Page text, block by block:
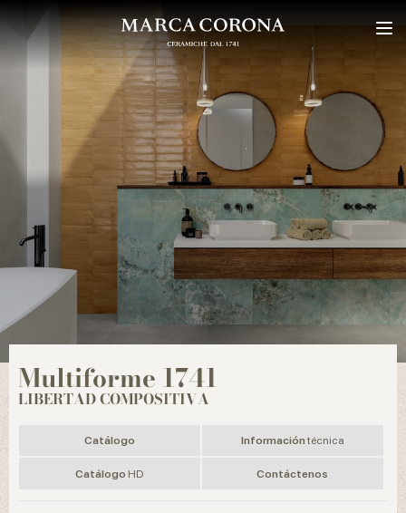
Multiforme 1741
LIBERTAD COMPOSITIVA
Catálogo Información técnica
Catálogo HD Contáctenos